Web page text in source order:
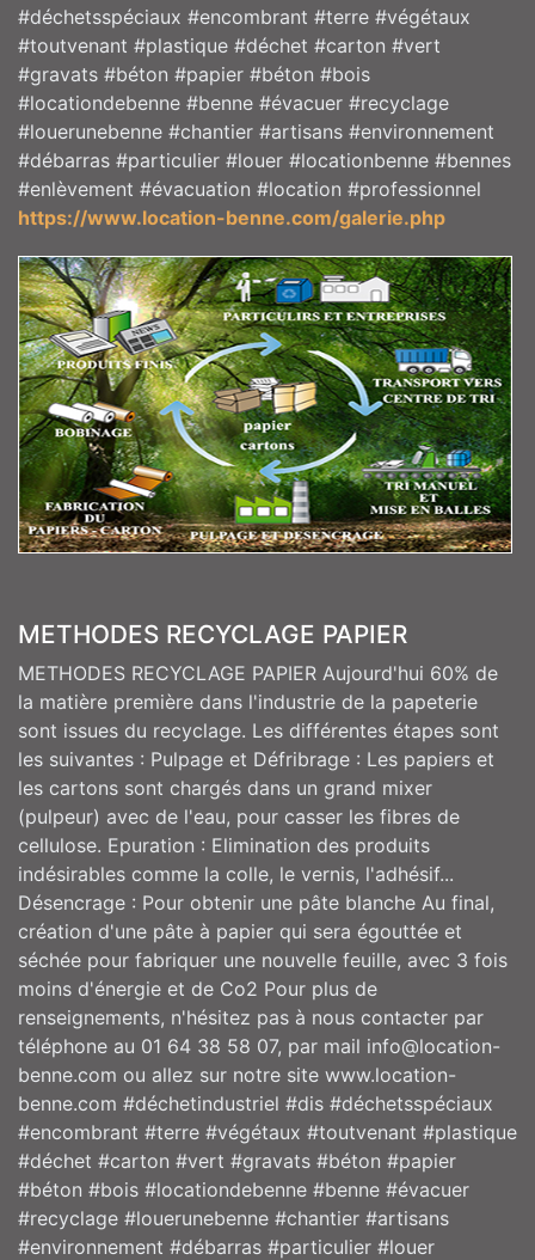
#déchetsspéciaux #encombrant #terre #végétaux
#toutvenant #plastique #déchet #carton #vert
#gravats #béton #papier #béton #bois
#locationdebenne #benne #évacuer #recyclage
#louerunebenne #chantier #artisans #environnement
#débarras #particulier #louer #locationbenne #bennes
#enlèvement #évacuation #location #professionnel
https://www.location-benne.com/galerie.php
METHODES RECYCLAGE PAPIER
METHODES RECYCLAGE PAPIER Aujourd'hui 60% de
la matière première dans l'industrie de la papeterie
sont issues du recyclage. Les différentes étapes sont
les suivantes : Pulpage et Défribrage : Les papiers et
les cartons sont chargés dans un grand mixer
(pulpeur) avec de l'eau, pour casser les fibres de
cellulose. Epuration : Elimination des produits
indésirables comme la colle, le vernis, l'adhésif...
Désencrage : Pour obtenir une pâte blanche Au final,
création d'une pâte à papier qui sera égouttée et
séchée pour fabriquer une nouvelle feuille, avec 3 fois
moins d'énergie et de Co2 Pour plus de
renseignements, n'hésitez pas à nous contacter par
téléphone au 01 64 38 58 07, par mail info@location-
benne.com ou allez sur notre site www.location-
benne.com #déchetindustriel #dis #déchetsspéciaux
#encombrant #terre #végétaux #toutvenant #plastique
#déchet #carton #vert #gravats #béton #papier
#béton #bois #locationdebenne #benne #évacuer
#recyclage #louerunebenne #chantier #artisans
#environnement #débarras #particulier #louer